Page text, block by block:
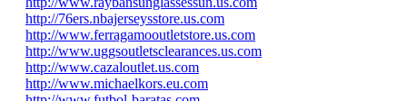
http://76ers.nbajerseysstore.us.com
http://www.ferragamooutletstore.us.com
http://www.uggsoutletsclearances.us.com
http://www.cazaloutlet.us.com
http://www.michaelkors.eu.com